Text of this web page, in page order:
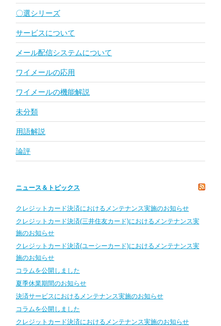
〇選シリーズ
サービスについて
メール配信システムについて
ワイメールの応用
ワイメールの機能解説
未分類
用語解説
論評
ニュース＆トピックス
クレジットカード決済におけるメンテナンス実施のお知らせ
クレジットカード決済(三井住友カード)におけるメンテナンス実
施のお知らせ
クレジットカード決済(ユーシーカード)におけるメンテナンス実
施のお知らせ
コラムを公開しました
夏季休業期間のお知らせ
決済サービスにおけるメンテナンス実施のお知らせ
コラムを公開しました
クレジットカード決済におけるメンテナンス実施のお知らせ